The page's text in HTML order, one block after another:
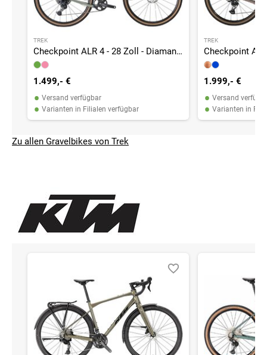
TREK
Checkpoint ALR 4 - 28 Zoll - Diamant - 2027
1.499,- €
• Versand verfügbar
• Varianten in Filialen verfügbar
TREK
1.999,- €
• Versand
• Varianten in
Zu allen Gravelbikes von Trek